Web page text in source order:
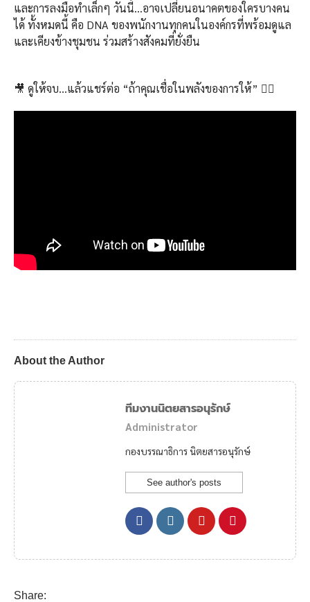
และการลงมือทำเล็กๆ วันนี้…อาจเปลี่ยนอนาคตของใครบางคน
ได้ ทั้งหมดนี้ คือ DNA ของพนักงานทุกคนในองค์กรที่พร้อมดูแล
และเคียงข้างชุมชน ร่วมสร้างสังคมที่ยั่งยืน
🎥 ดูให้จบ…แล้วแชร์ต่อ “ถ้าคุณเชื่อในพลังของการให้” 👉🏻
About the Author
ทีมงานนิตยสารอนุรักษ์
Administrator
กองบรรณาธิการ นิตยสารอนุรักษ์
See author's posts
Share: